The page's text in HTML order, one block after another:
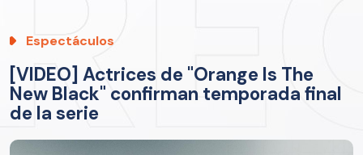
Espectáculos
[VIDEO] Actrices de "Orange Is The
New Black" confirman temporada final
de la serie